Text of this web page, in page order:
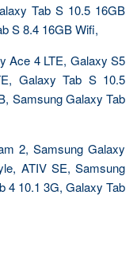
Tab S 10.5 16GB
S 8.4 16GB Wifi,
Ace 4 LTE, Galaxy S5
Galaxy Tab S 10.5
Samsung Galaxy Tab
2, Samsung Galaxy
ATIV SE, Samsung
4 10.1 3G, Galaxy Tab